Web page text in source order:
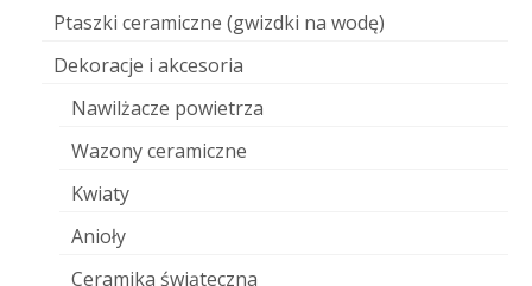
Ptaszki ceramiczne (gwizdki na wodę)
Dekoracje i akcesoria
Nawilżacze powietrza
Wazony ceramiczne
Kwiaty
Anioły
Ceramika świąteczna